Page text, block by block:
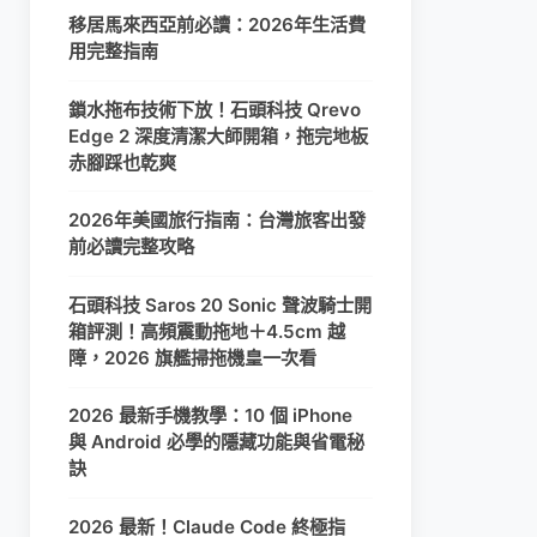
移居馬來西亞前必讀：2026年生活費
用完整指南
鎖水拖布技術下放！石頭科技 Qrevo
Edge 2 深度清潔大師開箱，拖完地板
赤腳踩也乾爽
2026年美國旅行指南：台灣旅客出發
前必讀完整攻略
石頭科技 Saros 20 Sonic 聲波騎士開
箱評測！高頻震動拖地＋4.5cm 越
障，2026 旗艦掃拖機皇一次看
2026 最新手機教學：10 個 iPhone
與 Android 必學的隱藏功能與省電秘
訣
2026 最新！Claude Code 終極指